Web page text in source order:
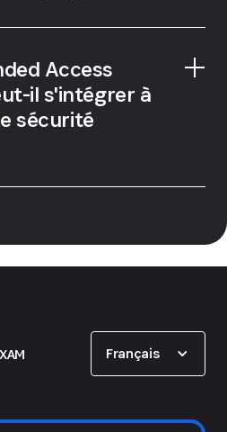
Access
il s'intégrer à
sécurité
Français